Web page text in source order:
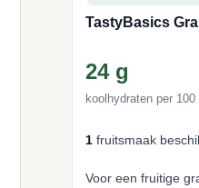
TastyBasics
24 g
koolhydraten per 100
1 fruitsmaak
Voor een fruitige